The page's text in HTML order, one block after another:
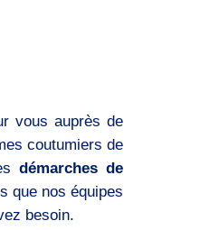
vous auprès de
coutumiers de
démarches de
que nos équipes
besoin.